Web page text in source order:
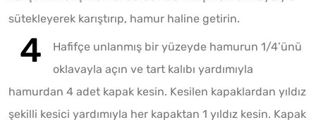
sütekleyerek karıştırıp, hamur haline getirin.
Hafifçe unlanmış bir yüzeyde hamurun 1/4’ünü
oklavayla açın ve tart kalıbı yardımıyla
hamurdan 4 adet kapak kesin. Kesilen kapaklardan yıldız
şekilli kesici yardımıyla her kapaktan 1 yıldız kesin. Kapak